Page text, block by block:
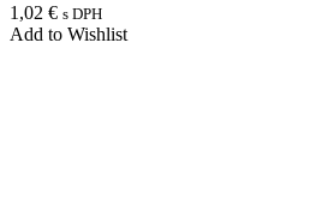
1,02 € s DPH
Add to Wishlist